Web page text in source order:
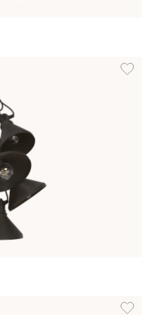
Lägg
Lägg